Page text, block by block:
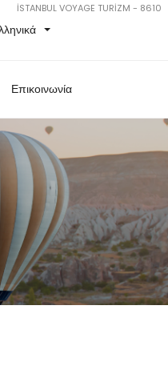
İSTANBUL VOYAGE TURİZM - 8610
Επικοινωνία